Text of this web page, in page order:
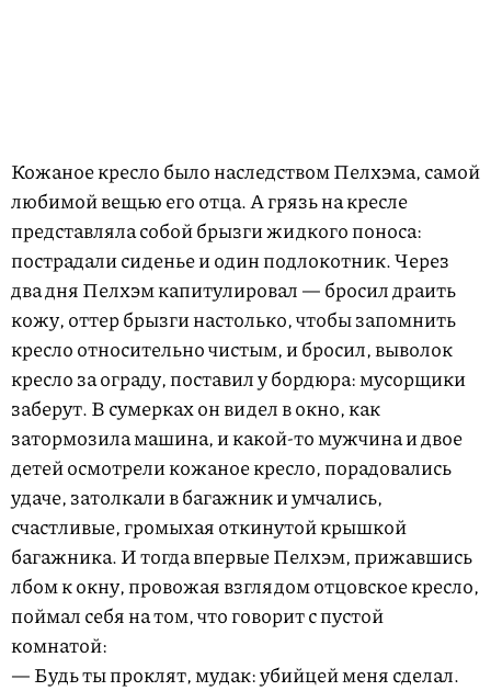
Кожаное кресло было наследством Пелхэма, самой
любимой вещью его отца. А грязь на кресле
представляла собой брызги жидкого поноса:
пострадали сиденье и один подлокотник. Через
два дня Пелхэм капитулировал — бросил драить
кожу, оттер брызги настолько, чтобы запомнить
кресло относительно чистым, и бросил, выволок
кресло за ограду, поставил у бордюра: мусорщики
заберут. В сумерках он видел в окно, как
затормозила машина, и какой-то мужчина и двое
детей осмотрели кожаное кресло, порадовались
удаче, затолкали в багажник и умчались,
счастливые, громыхая откинутой крышкой
багажника. И тогда впервые Пелхэм, прижавшись
лбом к окну, провожая взглядом отцовское кресло,
поймал себя на том, что говорит с пустой
комнатой:
— Будь ты проклят, мудак: убийцей меня сделал.